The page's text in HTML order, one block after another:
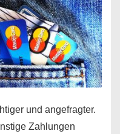
und angefragter.
Zahlungen